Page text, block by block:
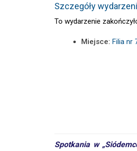
Szczegóły
To wydarzenie
Miejsce: Filia nr
Spotkania w